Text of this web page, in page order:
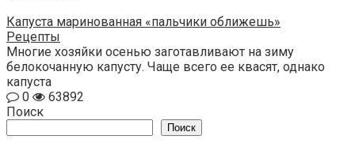
Капуста маринованная «пальчики оближешь»
Рецепты
Многие хозяйки осенью заготавливают на зиму
белокочанную капусту. Чаще всего ее квасят, однако
капуста
0
63892
Поиск
Поиск